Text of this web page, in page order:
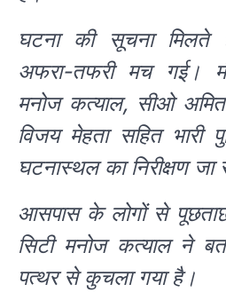
घटना की सूचना मिलते
अफरा-तफरी मच गई।
मनोज कत्याल, सीओ
विजय मेहता सहित
घटनास्थल का निरीक्षण जा
आसपास के लोगों से
सिटी मनोज कत्याल ने
पत्थर से कुचला गया है।